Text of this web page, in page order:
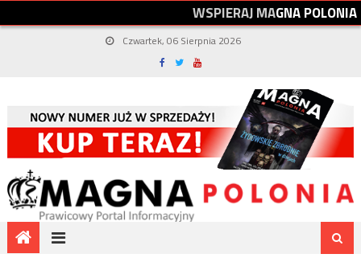
WSPIERAJMAGNAPOLONIA
Czwartek, 06 Sierpnia 2026